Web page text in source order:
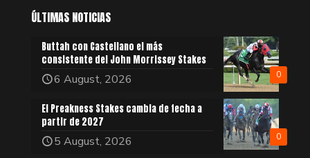
ÚLTIMAS NOTICIAS
0
Buttah con Castellano el más
consistente del John Morrissey Stakes
6 August, 2026
0
El Preakness Stakes cambia de fecha a
partir de 2027
5 August, 2026